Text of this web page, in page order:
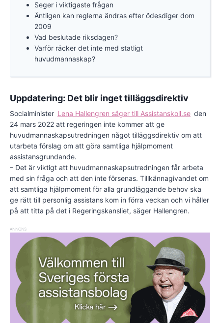
Seger i viktigaste frågan
Äntligen kan reglerna ändras efter ödesdiger dom
2009
Vad beslutade riksdagen?
Varför räcker det inte med statligt
huvudmannaskap?
Uppdatering: Det blir inget tilläggsdirektiv
Socialminister Lena Hallengren säger till Assistanskoll.se den
24 mars 2022 att regeringen inte kommer att ge
huvudmannaskapsutredningen något tilläggsdirektiv om att
utarbeta förslag om att göra samtliga hjälpmoment
assistansgrundande.
– Det är viktigt att huvudmannaskapsutredningen får arbeta
med sin fråga och att den inte försenas. Tillkännagivandet om
att samtliga hjälpmoment för alla grundläggande behov ska
ge rätt till personlig assistans kom in förra veckan och vi håller
på att titta på det i Regeringskansliet, säger Hallengren.
ANNONS